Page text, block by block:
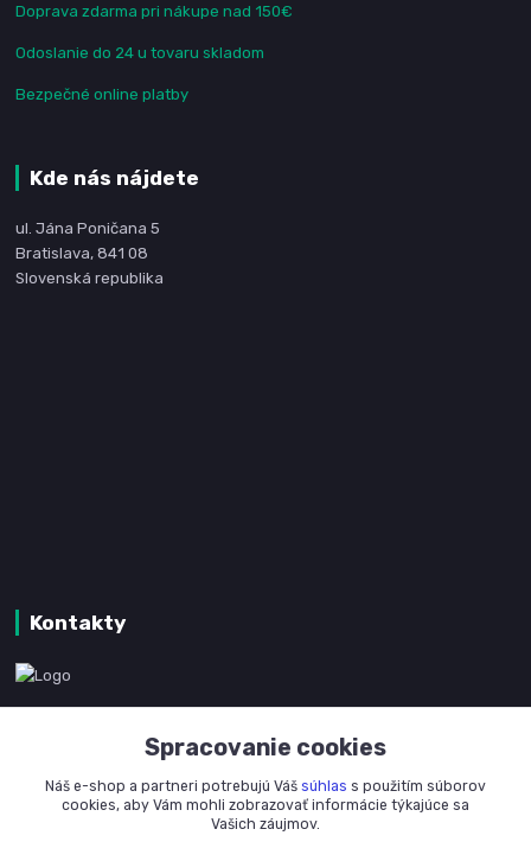
Doprava zdarma pri nákupe nad 150€
Odoslanie do 24 u tovaru skladom
Bezpečné online platby
Kde nás nájdete
ul. Jána Poničana 5
Bratislava, 841 08
Slovenská republika
Kontakty
+421 905 327 801
(Po-Pia, 8-16 hod.)
Spracovanie cookies
Náš e-shop a partneri potrebujú Váš súhlas s použitím súborov
cookies, aby Vám mohli zobrazovať informácie týkajúce sa
Vašich záujmov.